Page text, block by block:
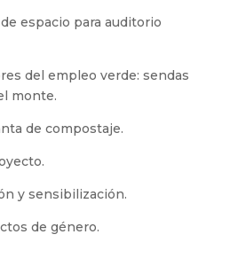
espacio para auditorio
del empleo verde: sendas
monte.
de compostaje.
y sensibilización.
de género.